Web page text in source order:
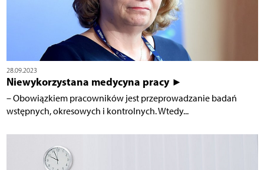
28.09.2023
Niewykorzystana medycyna pracy ►
– Obowiązkiem pracowników jest przeprowadzanie badań
wstępnych, okresowych i kontrolnych. Wtedy...